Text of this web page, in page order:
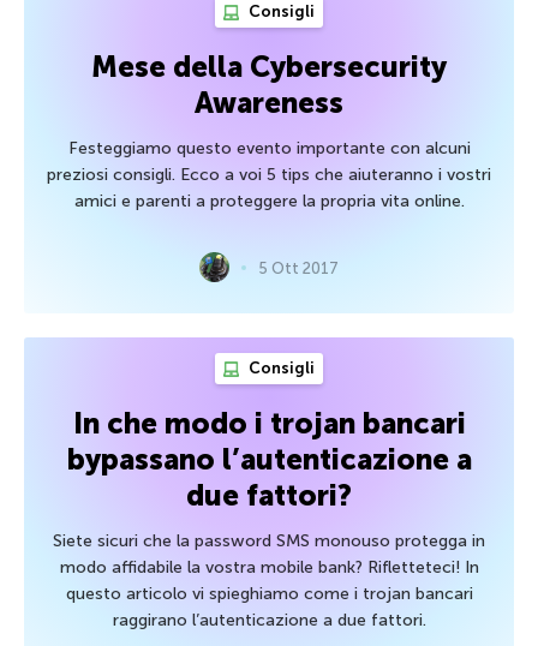
Consigli
Mese della Cybersecurity
Awareness
Festeggiamo questo evento importante con alcuni
preziosi consigli. Ecco a voi 5 tips che aiuteranno i vostri
amici e parenti a proteggere la propria vita online.
5 Ott 2017
Consigli
In che modo i trojan bancari
bypassano l’autenticazione a
due fattori?
Siete sicuri che la password SMS monouso protegga in
modo affidabile la vostra mobile bank? Rifletteteci! In
questo articolo vi spieghiamo come i trojan bancari
raggirano l’autenticazione a due fattori.